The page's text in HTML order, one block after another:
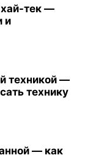
тек —
и
техникой —
технику
— как